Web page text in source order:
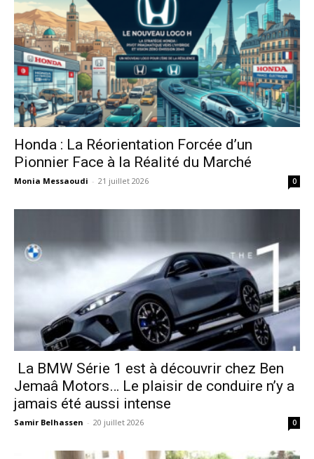
Honda : La Réorientation Forcée d’un
Pionnier Face à la Réalité du Marché
Monia Messaoudi - 21 juillet 2026 0
La BMW Série 1 est à découvrir chez Ben
Jemaâ Motors… Le plaisir de conduire n’y a
jamais été aussi intense
Samir Belhassen - 20 juillet 2026 0